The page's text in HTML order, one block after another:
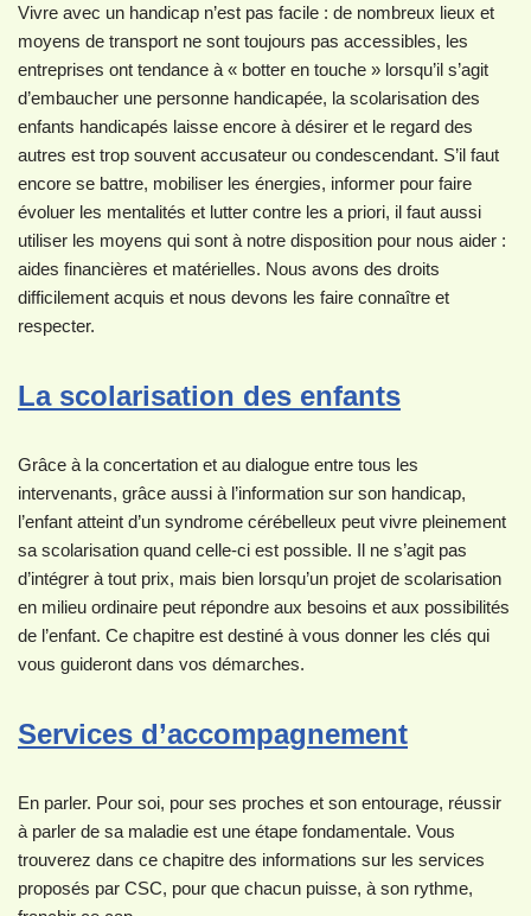
Vivre avec un handicap n’est pas facile : de nombreux lieux et
moyens de transport ne sont toujours pas accessibles, les
entreprises ont tendance à « botter en touche » lorsqu’il s’agit
d’embaucher une personne handicapée, la scolarisation des
enfants handicapés laisse encore à désirer et le regard des
autres est trop souvent accusateur ou condescendant. S’il faut
encore se battre, mobiliser les énergies, informer pour faire
évoluer les mentalités et lutter contre les a priori, il faut aussi
utiliser les moyens qui sont à notre disposition pour nous aider :
aides financières et matérielles. Nous avons des droits
difficilement acquis et nous devons les faire connaître et
respecter.
La scolarisation des enfants
Grâce à la concertation et au dialogue entre tous les
intervenants, grâce aussi à l’information sur son handicap,
l’enfant atteint d’un syndrome cérébelleux peut vivre pleinement
sa scolarisation quand celle-ci est possible. Il ne s’agit pas
d’intégrer à tout prix, mais bien lorsqu’un projet de scolarisation
en milieu ordinaire peut répondre aux besoins et aux possibilités
de l’enfant. Ce chapitre est destiné à vous donner les clés qui
vous guideront dans vos démarches.
Services d’accompagnement
En parler. Pour soi, pour ses proches et son entourage, réussir
à parler de sa maladie est une étape fondamentale. Vous
trouverez dans ce chapitre des informations sur les services
proposés par CSC, pour que chacun puisse, à son rythme,